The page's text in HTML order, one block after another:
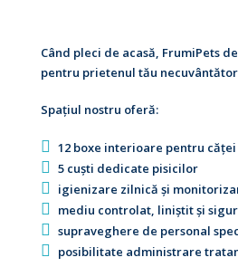
Când pleci de acasă, FrumiPets
pentru prietenul tău
Spațiul nostru oferă:
12 boxe interioare pentru
5 cuști dedicate pisicilor
igienizare zilnică și
mediu controlat, liniștit și sigur
supraveghere de personal
posibilitate administrare